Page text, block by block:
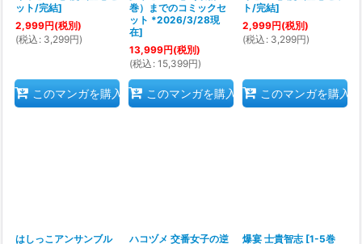
ット/完結]
2,999円(税別)
(税込 : 3,299円)
このマンガを購入
巻）までのコミックセ
ット *2026/3/28現
在]
13,999円(税別)
(税込 : 15,399円)
このマンガを購入
ト/完結]
2,999円(税別)
(税込 : 3,299円)
このマンガを購入
はしっこアンサンブル ハコヅメ 交番女子の逆 爆宴 士貴智志 [1-5巻